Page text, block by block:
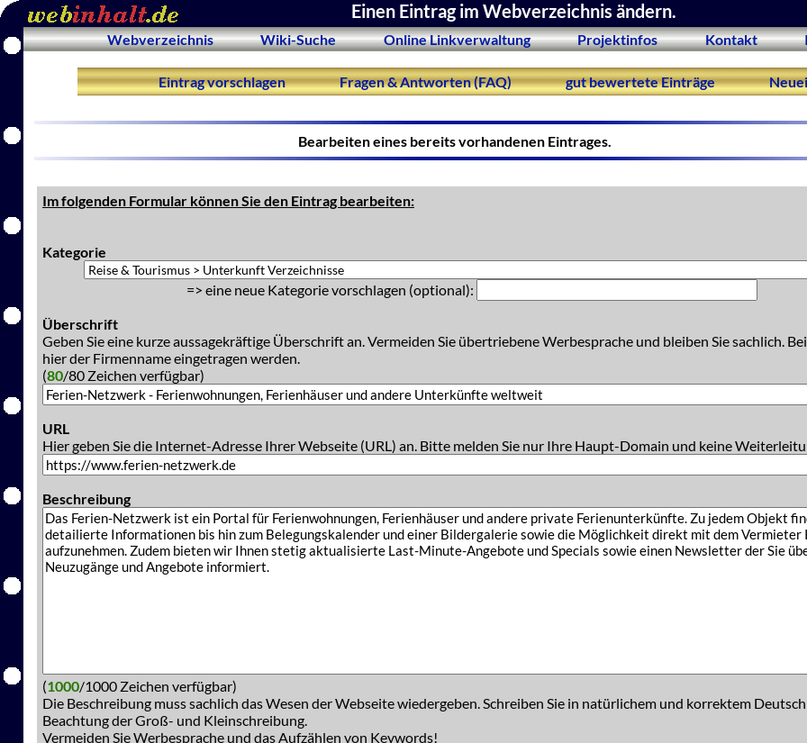
Einen Eintrag im Webverzeichnis ändern.
Webverzeichnis Wiki-Suche Online Linkverwaltung Projektinfos Kontakt
Eintrag vorschlagen Fragen & Antworten (FAQ) gut bewertete Einträge
Bearbeiten eines bereits vorhandenen Eintrages.
Im folgenden Formular können Sie den Eintrag bearbeiten:
Kategorie
=> eine neue Kategorie vorschlagen (optional):
Überschrift
Geben Sie eine kurze aussagekräftige Überschrift an. Vermeiden Sie übertriebene Werbesprache und bleiben Sie sachlich.
hier der Firmenname eingetragen werden.
(80/80 Zeichen verfügbar)
URL
Hier geben Sie die Internet-Adresse Ihrer Webseite (URL) an. Bitte melden Sie nur Ihre Haupt-Domain und keine
Beschreibung
(1000/1000 Zeichen verfügbar)
Die Beschreibung muss sachlich das Wesen der Webseite wiedergeben. Schreiben Sie in natürlichem und korrektem
Beachtung der Groß- und Kleinschreibung.
Vermeiden Sie Werbesprache und das Aufzählen von Keywords!